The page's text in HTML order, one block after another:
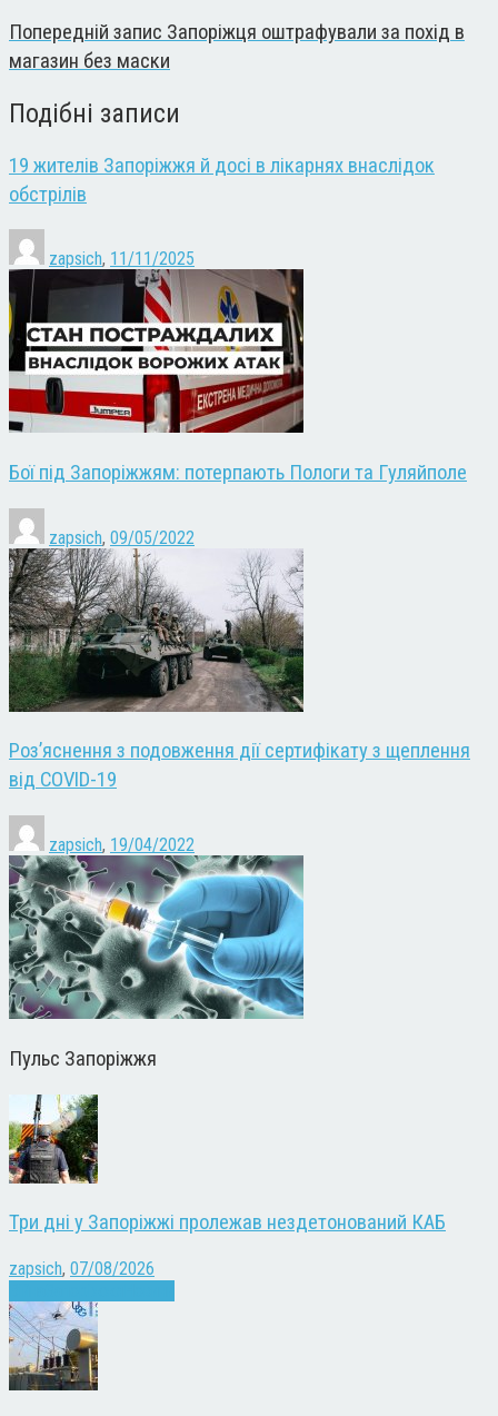
Попередній запис Запоріжця оштрафували за похід в
магазин без маски
Подібні записи
19 жителів Запоріжжя й досі в лікарнях внаслідок
обстрілів
zapsich, 11/11/2025
Бої під Запоріжжям: потерпають Пологи та Гуляйполе
zapsich, 09/05/2022
Роз’яснення з подовження дії сертифікату з щеплення
від COVID-19
zapsich, 19/04/2022
Пульс Запоріжжя
Три дні у Запоріжжі пролежав нездетонований КАБ
zapsich, 07/08/2026